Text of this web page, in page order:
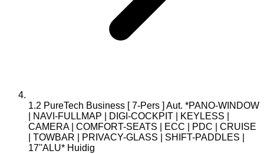
1.2 PureTech Business [ 7-Pers ] Aut. *PANO-WINDOW
| NAVI-FULLMAP | DIGI-COCKPIT | KEYLESS |
CAMERA | COMFORT-SEATS | ECC | PDC | CRUISE
| TOWBAR | PRIVACY-GLASS | SHIFT-PADDLES |
17''ALU* Huidig